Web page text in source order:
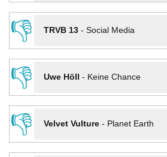
👎
TRVB 13- Social Media
👎
Uwe Höll - Keine Chance
👎
Velvet Vulture- Planet Earth